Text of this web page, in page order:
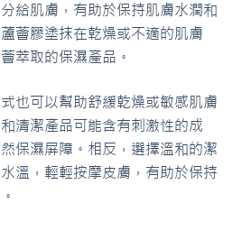
給肌膚，有助於保持肌膚水潤和
薈膠塗抹在乾燥或不適的肌膚
萃取的保濕產品。
也可以幫助舒緩乾燥或敏感肌膚
清潔產品可能含有刺激性的成
保濕屏障。相反，選擇溫和的潔
溫，輕輕按摩皮膚，有助於保持